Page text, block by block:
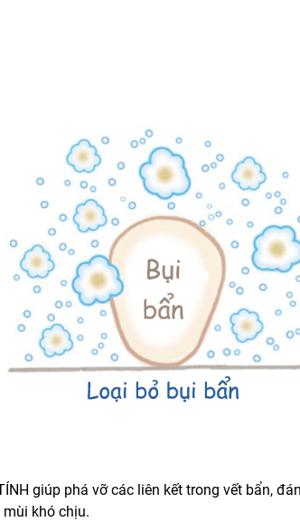
giúp phá vỡ các liên kết trong vết bẩn,
khó chịu.